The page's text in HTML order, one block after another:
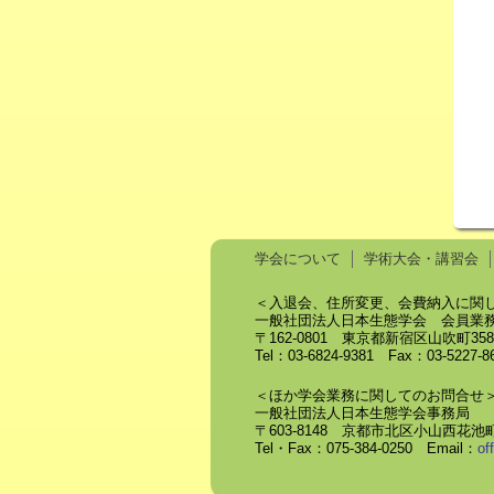
学会について 学術大会・講習会
＜入退会、住所変更、会費納入に関
一般社団法人日本生態学会 会員業
〒162-0801 東京都新宿区山吹町
Tel：03-6824-9381 Fax：03-
＜ほか学会業務に関してのお問合せ
一般社団法人日本生態学会事務局
〒603-8148 京都市北区小山西花池
Tel・Fax：075-384-0250 Email：